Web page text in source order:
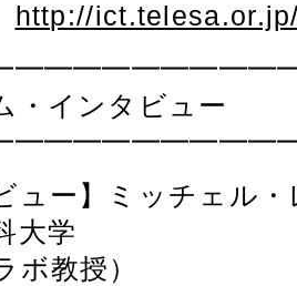
http://
・インタビュー
ュー】ミッチェル
大学
ボ教授）